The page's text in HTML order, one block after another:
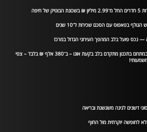
חיפה
נכס פועל בלב המהפך העירוני הגדול במרכז
גני תקווה: קרקע פרטית להשקעה במתחם בתכנון מתקדם בלב בקעת אונו – ב־380 אלף ₪ בלבד – צפי
דשנים לגינה משגשגת ובריאה
לחופשה יוקרתית מול החוף